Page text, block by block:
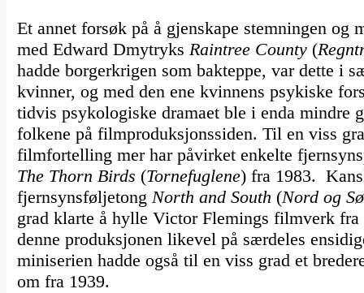
Et annet forsøk på å gjenskape stemningen og
med Edward Dmytryks Raintree County(
hadde borgerkrigen som bakteppe, var dette i
kvinner, og med den ene kvinnens psykiske
tidvis psykologiske dramaet ble i enda mindre
folkene på filmproduksjonssiden. Til en viss
filmfortelling mer har påvirket enkelte
The Thorn Birds (Tornefuglene) fra 1983.
fjernsynsføljetong North and South (Nord og
grad klarte å hylle Victor Flemings filmverk fra
denne produksjonen likevel på særdeles
miniserien hadde også til en viss grad et
om fra 1939.